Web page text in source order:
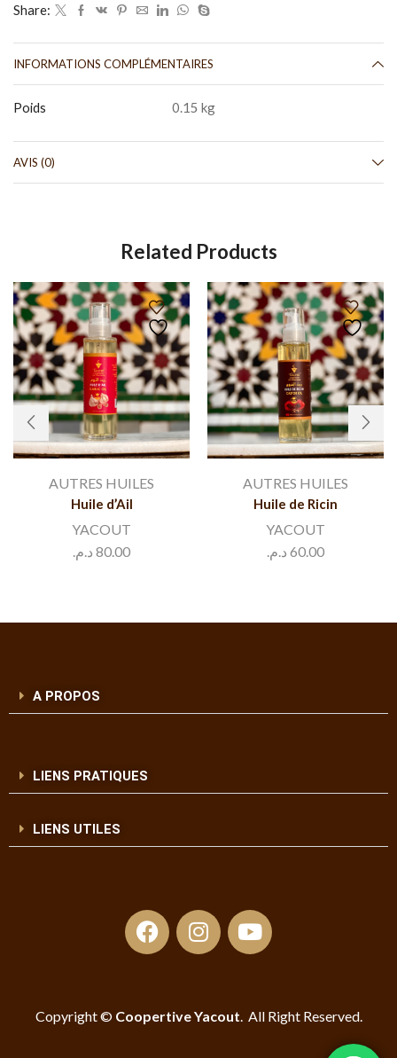
Share:
INFORMATIONS COMPLÉMENTAIRES
Poids 0.15 kg
AVIS (0)
Related Products
AUTRES HUILES
Huile d’Ail
YACOUT
80.00 د.م.
AUTRES HUILES
Huile de Ricin
YACOUT
60.00 د.م.
A PROPOS
LIENS PRATIQUES
LIENS UTILES
Copyright © Coopertive Yacout. All Right Reserved.